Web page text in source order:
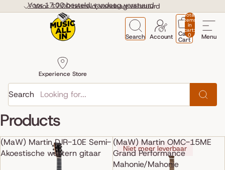
Voor 17:00 besteld, vandaag verstuurd
Voor 17:00 besteld, vandaag verstuurd
Menu
Search
Experience Store
Account
Total
items
in
cart:
0
Cart
Cart
Search
Products
(MaW) Martin DJR-10E Semi-
Akoestische western gitaar
(MaW) Martin OMC-15ME
Grand Performance
Mahonie/Mahonie
Niet meer leverbaar